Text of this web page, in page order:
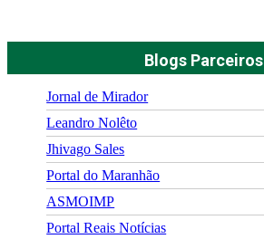
Blogs Parceiros
Jornal de Mirador
Leandro Nolêto
Jhivago Sales
Portal do Maranhão
ASMOIMP
Portal Reais Notí­cias